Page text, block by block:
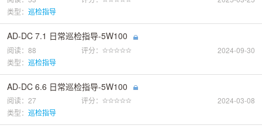
类型： 巡检指导
AD-DC 7.1 日常巡检指导-5W100
阅读：88 评分：
2024-09-30
类型： 巡检指导
AD-DC 6.6 日常巡检指导-5W100
阅读：27 评分：
2024-03-08
类型： 巡检指导